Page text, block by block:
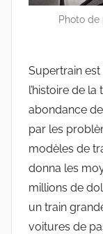
Photo de
Supertrain est
l’histoire de
abondance
par les
modèles de
donna les
millions de
un train
voitures de